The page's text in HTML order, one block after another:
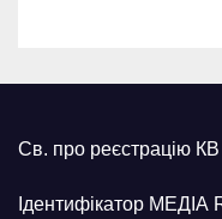
Св. про реєстрацію
Ідентифікатор МЕДІА